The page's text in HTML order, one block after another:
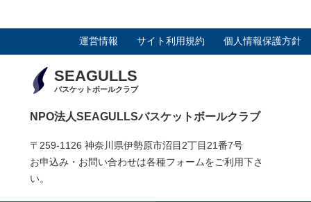
運営情報 サイト利用規約 個人情報保護方針
SEAGULLS
バスケットボールクラブ
NPO法人SEAGULLSバスケットボールクラブ
〒259-1126 神奈川県伊勢原市沼目2丁目21番7号
お申込み・お問い合わせは各種フォームをご利用下さ
い。